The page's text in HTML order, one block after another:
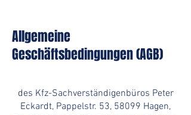
Allgemeine
Geschäftsbedingungen (AGB)
des Kfz-Sachverständigenbüros Peter
Eckardt, Pappelstr. 53, 58099 Hagen,